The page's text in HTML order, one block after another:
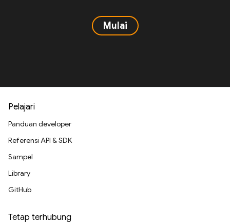
Mulai
Pelajari
Panduan developer
Referensi API & SDK
Sampel
Library
GitHub
Tetap terhubung